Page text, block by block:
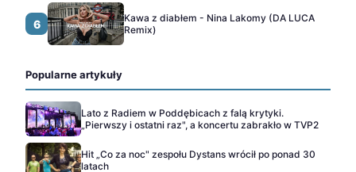
6
Kawa z diabłem - Nina Lakomy (DA LUCA
Remix)
Popularne artykuły
Lato z Radiem w Poddębicach z falą krytyki.
„Pierwszy i ostatni raz", a koncertu zabrakło w TVP2
Hit „Co za noc" zespołu Dystans wrócił po ponad 30
latach